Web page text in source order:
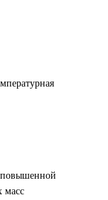
повышенной
масс